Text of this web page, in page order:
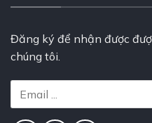
Đăng ký để nhận được
chúng tôi.